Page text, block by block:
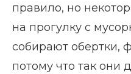
правило, но
на прогулку с
собирают обертки,
потому что так они